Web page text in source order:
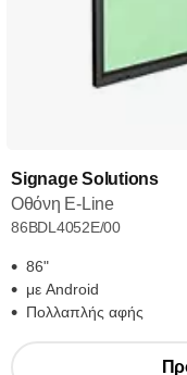
Signage Solutions
Οθόνη E-Line
86BDL4052E/00
86"
με Android
Πολλαπλής αφής